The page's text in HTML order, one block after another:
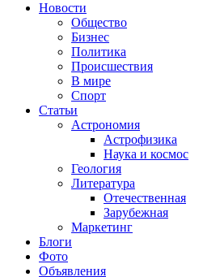
Новости
Общество
Бизнес
Политика
Происшествия
В мире
Спорт
Статьи
Астрономия
Астрофизика
Наука и космос
Геология
Литература
Отечественная
Зарубежная
Маркетинг
Блоги
Фото
Объявления